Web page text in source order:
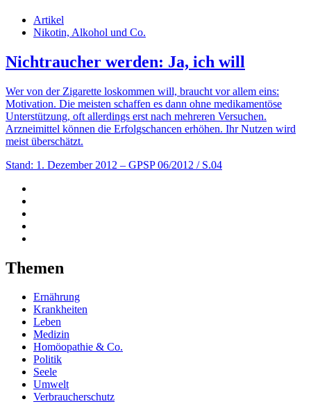
Artikel
Nikotin, Alkohol und Co.
Nichtraucher werden: Ja, ich will
Wer von der Zigarette loskommen will, braucht vor allem eins:
Motivation. Die meisten schaffen es dann ohne medikamentöse
Unterstützung, oft allerdings erst nach mehreren Versuchen.
Arzneimittel können die Erfolgschancen erhöhen. Ihr Nutzen wird
meist überschätzt.
Stand: 1. Dezember 2012 – GPSP 06/2012 / S.04
Themen
Ernährung
Krankheiten
Leben
Medizin
Homöopathie & Co.
Politik
Seele
Umwelt
Verbraucherschutz